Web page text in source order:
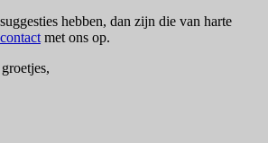
hebben, dan zijn die van harte
contact met ons op.